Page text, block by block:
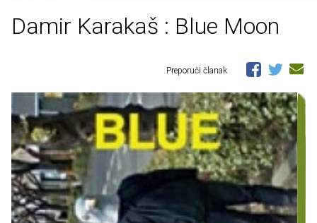
Damir Karakaš : Blue Moon
Preporuči članak